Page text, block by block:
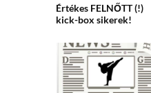
Értékes FELNŐTT (!)
kick-box sikerek!